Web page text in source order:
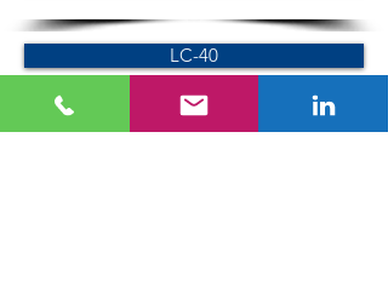
LC-40
SC-Baureihe